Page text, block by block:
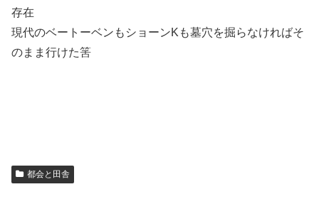
存在
現代のベートーベンもショーンKも墓穴を掘らなければそ
のまま行けた筈
都会と田舎